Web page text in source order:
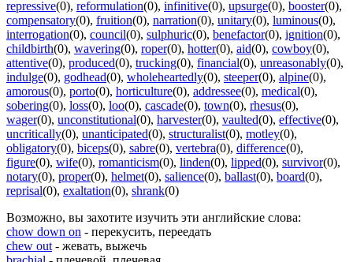
repressive(0), reformulation(0), infinitive(0), upsurge(0), booster(0),
compensatory(0), fruition(0), narration(0), unitary(0), luminous(0),
interrogation(0), council(0), sulphuric(0), benefactor(0), ignition(0),
childbirth(0), wavering(0), roper(0), hotter(0), aid(0), cowboy(0),
attentive(0), produced(0), trucking(0), financial(0), unreasonably(0),
indulge(0), godhead(0), wholeheartedly(0), steeper(0), alpine(0),
amorous(0), porto(0), horticulture(0), addressee(0), medical(0),
sobering(0), loss(0), loo(0), cascade(0), town(0), rhesus(0),
wager(0), unconstitutional(0), harvester(0), vaulted(0), effective(0),
uncritically(0), unanticipated(0), structuralist(0), motley(0),
obligatory(0), biceps(0), sabre(0), vertebra(0), difference(0),
figure(0), wife(0), romanticism(0), linden(0), lipped(0), survivor(0),
notary(0), proper(0), helmet(0), salience(0), ballast(0), board(0),
reprisal(0), exaltation(0), shrank(0)
Возможно, вы захотите изучить эти английские слова:
chow down on - перекусить, переедать
chew out - жевать, выжечь